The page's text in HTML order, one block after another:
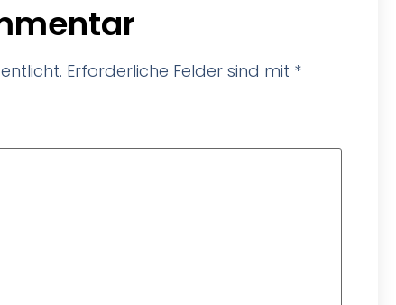
Erforderliche Felder sind mit *